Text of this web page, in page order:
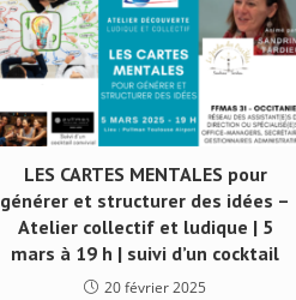
LES CARTES MENTALES pour
générer et structurer des idées –
Atelier collectif et ludique | 5
mars à 19 h | suivi d’un cocktail
20 février 2025